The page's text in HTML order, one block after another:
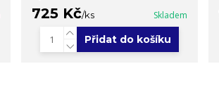
725 Kč/ks Skladem
Přidat do košíku